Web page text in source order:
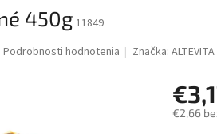
450g 11849
Podrobnosti hodnotenia Značka:ALTEVITA
€2,66